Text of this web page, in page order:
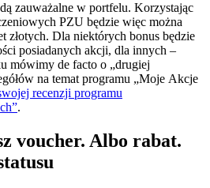
zauważalne w portfelu. Korzystając
PZU będzie więc można
złotych. Dla niektórych bonus będzie
posiadanych akcji, dla innych –
mówimy de facto o „drugiej
na temat programu „Moje Akcje
recenzji programu
.
voucher. Albo rabat.